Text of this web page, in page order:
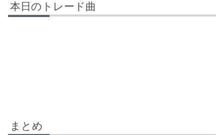
本日のトレード曲
まとめ